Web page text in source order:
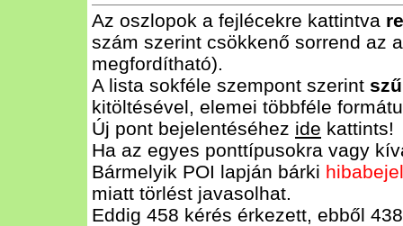
Az oszlopok a fejlécekre kattintva
szám szerint csökkenő sorrend az
megfordítható).
A lista sokféle szempont szerint
kitöltésével, elemei többféle
Új pont bejelentéséhez ide kattints!
Ha az egyes ponttípusokra vagy
Bármelyik POI lapján bárki
miatt törlést javasolhat.
Eddig 458 kérés érkezett, ebből